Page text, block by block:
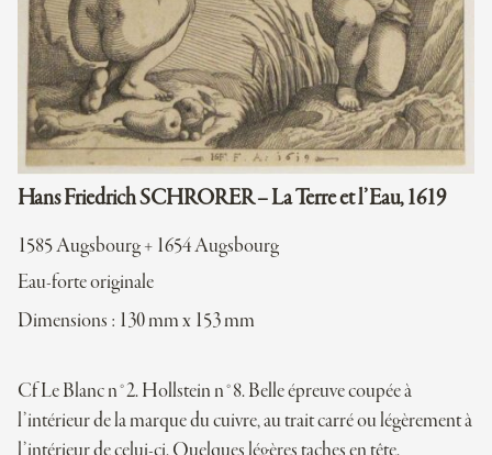
Hans Friedrich SCHRORER – La Terre et l’Eau, 1619
1585 Augsbourg + 1654 Augsbourg
Eau-forte originale
Dimensions : 130 mm x 153 mm
Cf Le Blanc n°2. Hollstein n°8. Belle épreuve coupée à
l’intérieur de la marque du cuivre, au trait carré ou légèrement à